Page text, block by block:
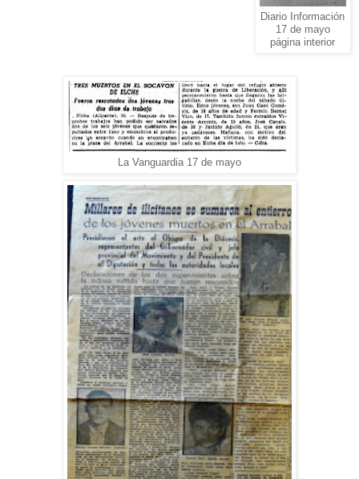
Diario Información
17 de mayo
página interior
La Vanguardia 17 de mayo